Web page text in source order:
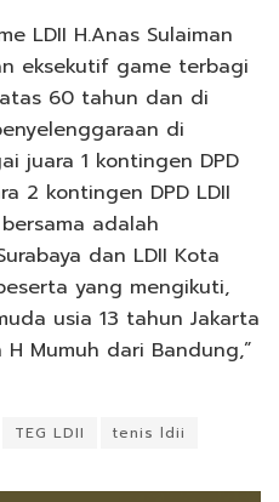
LDII H.Anas Sulaiman
eksekutif game terbagi
60 tahun dan di
di
juara 1 kontingen DPD
2 kontingen DPD LDII
adalah
dan LDII Kota
yang mengikuti,
usia 13 tahun Jakarta
Mumuh dari Bandung,”
TEG LDII tenis ldii